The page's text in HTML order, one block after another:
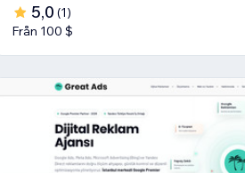
5,0 (1)
Från 100 $